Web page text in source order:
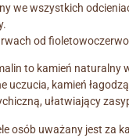
we wszystkich
od
to kamień naturalny
uczucia, kamień
ułatwiający
osób uważany jest za